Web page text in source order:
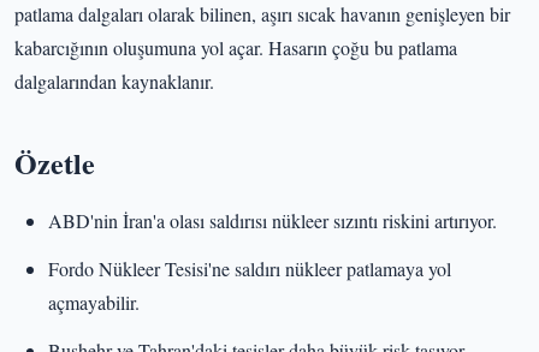
patlama dalgaları olarak bilinen, aşırı sıcak havanın genişleyen bir
kabarcığının oluşumuna yol açar. Hasarın çoğu bu patlama
dalgalarından kaynaklanır.
Özetle
ABD'nin İran'a olası saldırısı nükleer sızıntı riskini artırıyor.
Fordo Nükleer Tesisi'ne saldırı nükleer patlamaya yol
açmayabilir.